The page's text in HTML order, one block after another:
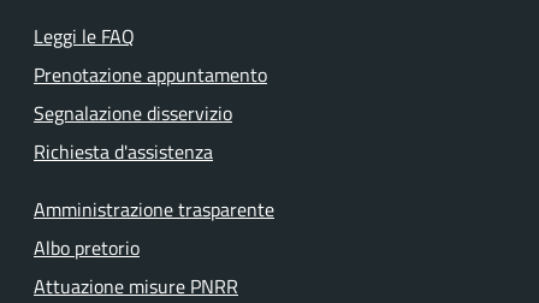
Leggi le FAQ
Prenotazione appuntamento
Segnalazione disservizio
Richiesta d'assistenza
Amministrazione trasparente
Albo pretorio
Attuazione misure PNRR